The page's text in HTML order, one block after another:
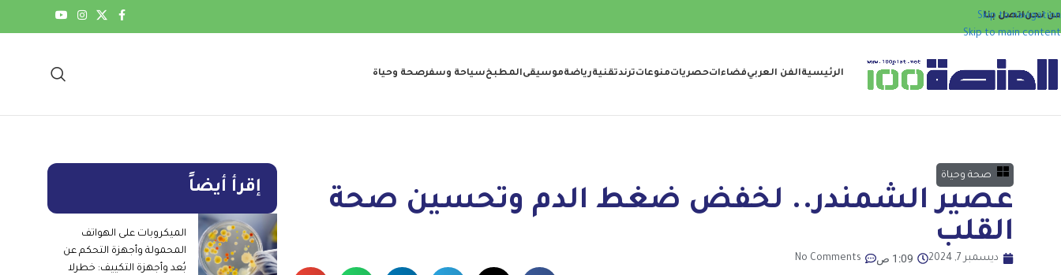
Skip to navigation
Skip to main content
من نحناتصل بنا
الرئيسيةالفن العربيفضاءاتحصرياتمنوعاتترندتقنيةرياضةموسيقىالمطبخسياحة وسفرصحة وحياة
صحة وحياة
عصير الشمندر.. لخفض ضغط الدم وتحسين صحة
القلب
ديسمبر 7, 2024 1:09 ص No Comments
إقرأ أيضاً
الميكروبات على الهواتف
المحمولة وأجهزة التحكم عن
بُعد وأجهزة التكييف: خطرلا